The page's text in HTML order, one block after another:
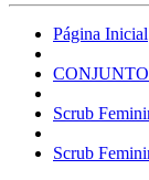
Página Inicial
Scrub
Scrub